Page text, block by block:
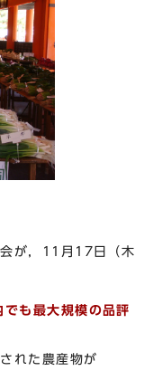
が，11月17日（木
でも最大規模の品評
れた農産物が